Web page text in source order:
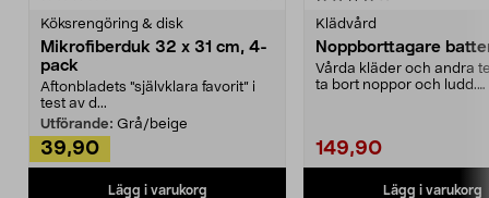
Köksrengöring & disk
Mikrofiberduk 32 x 31 cm, 4-
pack
Aftonbladets "självklara favorit” i
test av d...
Utförande: Grå/beige
39,90
Lägg i varukorg
Klädvård
Noppborttagare
Vårda kläder och andra
ta bort noppor och ludd.
149,90
Lägg i varukorg